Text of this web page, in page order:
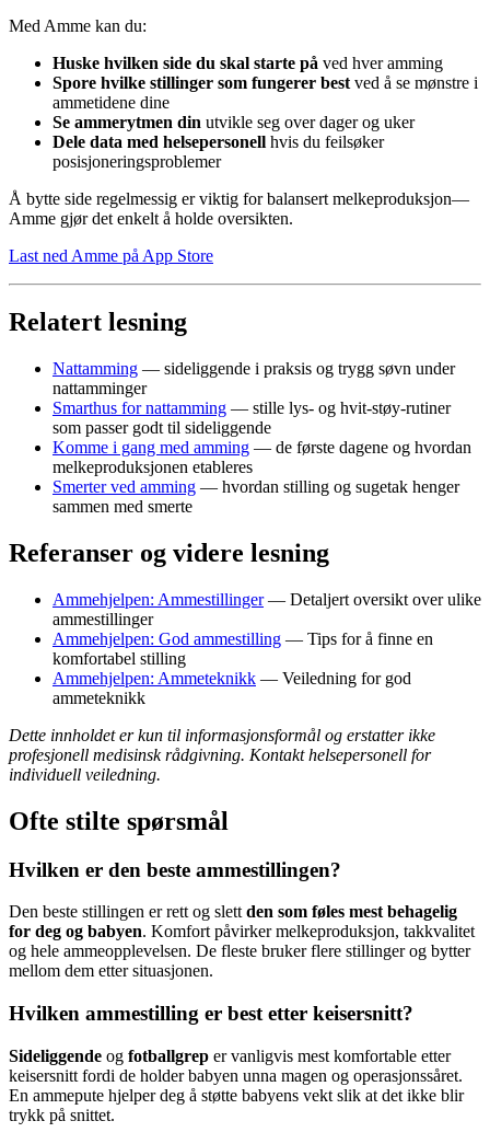
Med Amme kan du:
Huske hvilken side du skal starte på ved hver amming
Spore hvilke stillinger som fungerer best ved å se mønstre i
ammetidene dine
Se ammerytmen din utvikle seg over dager og uker
Dele data med helsepersonell hvis du feilsøker
posisjoneringsproblemer
Å bytte side regelmessig er viktig for balansert melkeproduksjon—
Amme gjør det enkelt å holde oversikten.
Last ned Amme på App Store
Relatert lesning
Nattamming — sideliggende i praksis og trygg søvn under
nattamminger
Smarthus for nattamming — stille lys- og hvit-støy-rutiner
som passer godt til sideliggende
Komme i gang med amming — de første dagene og hvordan
melkeproduksjonen etableres
Smerter ved amming — hvordan stilling og sugetak henger
sammen med smerte
Referanser og videre lesning
Ammehjelpen: Ammestillinger— Detaljert oversikt over ulike
ammestillinger
Ammehjelpen: God ammestilling — Tips for å finne en
komfortabel stilling
Ammehjelpen: Ammeteknikk — Veiledning for god
ammeteknikk
Dette innholdet er kun til informasjonsformål og erstatter ikke
profesjonell medisinsk rådgivning. Kontakt helsepersonell for
individuell veiledning.
Ofte stilte spørsmål
Hvilken er den beste ammestillingen?
Den beste stillingen er rett og slett den som føles mest behagelig
for deg og babyen. Komfort påvirker melkeproduksjon, takkvalitet
og hele ammeopplevelsen. De fleste bruker flere stillinger og bytter
mellom dem etter situasjonen.
Hvilken ammestilling er best etter keisersnitt?
Sideliggende og fotballgrep er vanligvis mest komfortable etter
keisersnitt fordi de holder babyen unna magen og operasjonssåret.
En ammepute hjelper deg å støtte babyens vekt slik at det ikke blir
trykk på snittet.